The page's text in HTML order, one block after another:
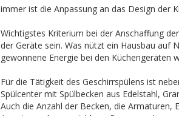
immer ist die Anpassung an das Design der
Wichtigstes Kriterium bei der Anschaffung
der Geräte sein. Was nützt ein Hausbau auf
gewonnene Energie bei den Küchengeräten
Für die Tätigkeit des Geschirrspülens ist
Spülcenter mit Spülbecken aus Edelstahl,
Auch die Anzahl der Becken, die Armaturen,